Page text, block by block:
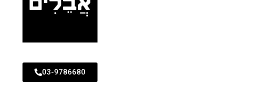
03-9786680